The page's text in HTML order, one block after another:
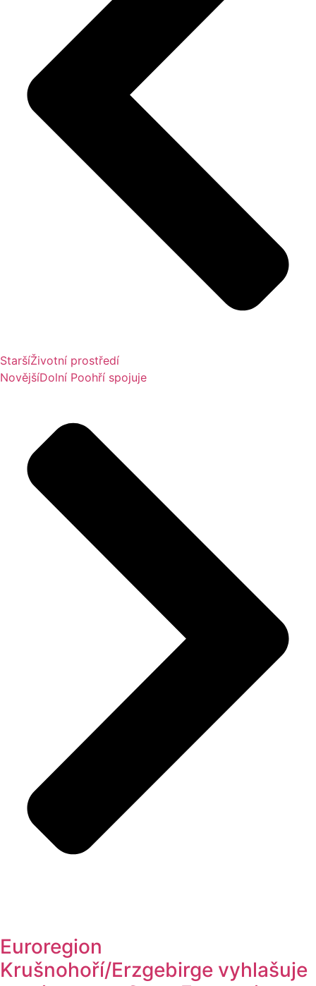
StaršíŽivotní prostředí
NovějšíDolní Poohří spojuje
Euroregion
Krušnohoří/Erzgebirge vyhlašuje